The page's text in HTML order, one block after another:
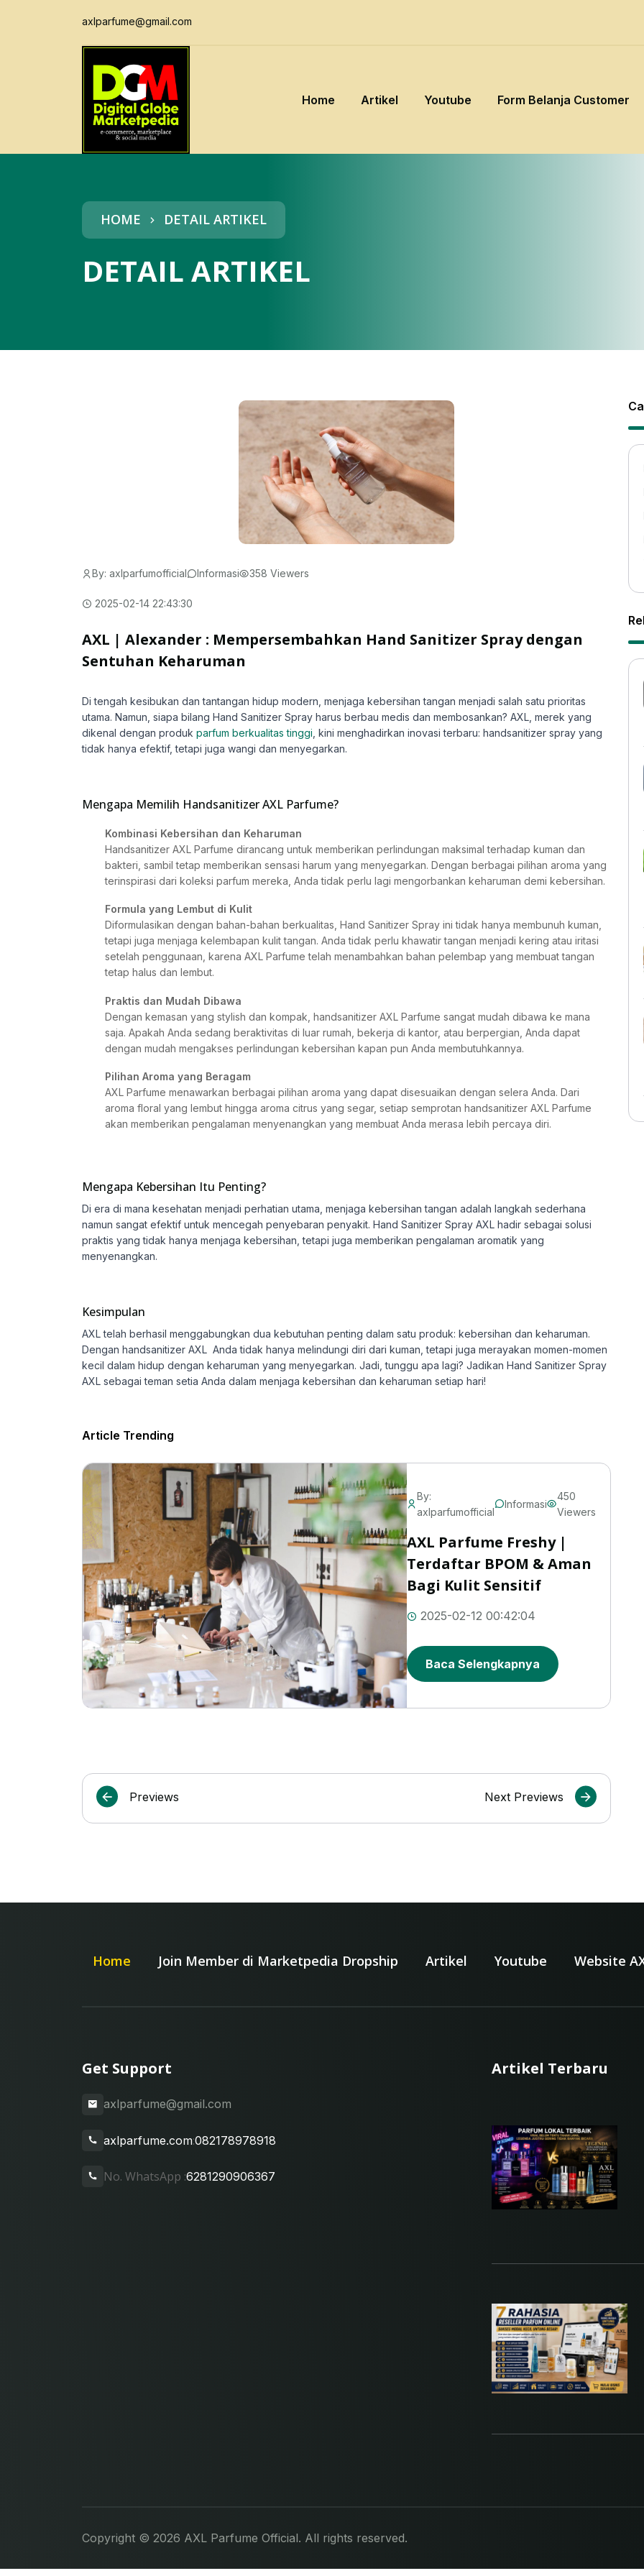
axlparfume@gmail.com
Home Artikel Youtube Form Belanja Customer
HOME DETAIL ARTIKEL
DETAIL ARTIKEL
By: axlparfumofficial Informasi 358 Viewers
2025-02-14 22:43:30
AXL | Alexander : Mempersembahkan Hand Sanitizer Spray dengan
Sentuhan Keharuman
Di tengah kesibukan dan tantangan hidup modern, menjaga kebersihan tangan menjadi salah satu prioritas
utama. Namun, siapa bilang Hand Sanitizer Spray harus berbau medis dan membosankan? AXL, merek yang
dikenal dengan produk parfum berkualitas tinggi , kini menghadirkan inovasi terbaru: handsanitizer spray yang
tidak hanya efektif, tetapi juga wangi dan menyegarkan.
Mengapa Memilih Handsanitizer AXL Parfume?
Kombinasi Kebersihan dan Keharuman
Handsanitizer AXL Parfume dirancang untuk memberikan perlindungan maksimal terhadap kuman dan
bakteri, sambil tetap memberikan sensasi harum yang menyegarkan. Dengan berbagai pilihan aroma yang
terinspirasi dari koleksi parfum mereka, Anda tidak perlu lagi mengorbankan keharuman demi kebersihan.
Formula yang Lembut di Kulit
Diformulasikan dengan bahan-bahan berkualitas, Hand Sanitizer Spray ini tidak hanya membunuh kuman,
tetapi juga menjaga kelembapan kulit tangan. Anda tidak perlu khawatir tangan menjadi kering atau iritasi
setelah penggunaan, karena AXL Parfume telah menambahkan bahan pelembap yang membuat tangan
tetap halus dan lembut.
Praktis dan Mudah Dibawa
Dengan kemasan yang stylish dan kompak, handsanitizer AXL Parfume sangat mudah dibawa ke mana
saja. Apakah Anda sedang beraktivitas di luar rumah, bekerja di kantor, atau berpergian, Anda dapat
dengan mudah mengakses perlindungan kebersihan kapan pun Anda membutuhkannya.
Pilihan Aroma yang Beragam
AXL Parfume menawarkan berbagai pilihan aroma yang dapat disesuaikan dengan selera Anda. Dari
aroma floral yang lembut hingga aroma citrus yang segar, setiap semprotan handsanitizer AXL Parfume
akan memberikan pengalaman menyenangkan yang membuat Anda merasa lebih percaya diri.
Mengapa Kebersihan Itu Penting?
Di era di mana kesehatan menjadi perhatian utama, menjaga kebersihan tangan adalah langkah sederhana
namun sangat efektif untuk mencegah penyebaran penyakit. Hand Sanitizer Spray AXL hadir sebagai solusi
praktis yang tidak hanya menjaga kebersihan, tetapi juga memberikan pengalaman aromatik yang
menyenangkan.
Kesimpulan
AXL telah berhasil menggabungkan dua kebutuhan penting dalam satu produk: kebersihan dan keharuman.
Dengan handsanitizer AXL Anda tidak hanya melindungi diri dari kuman, tetapi juga merayakan momen-momen
kecil dalam hidup dengan keharuman yang menyegarkan. Jadi, tunggu apa lagi? Jadikan Hand Sanitizer Spray
AXL sebagai teman setia Anda dalam menjaga kebersihan dan keharuman setiap hari!
Article Trending
Previews
By:
axlparfumofficial
Informasi
450
Viewers
AXL Parfume Freshy |
Terdaftar BPOM & Aman
Bagi Kulit Sensitif
2025-02-12 00:42:04
Baca Selengkapnya
Next Previews
Home Join Member di Marketpedia Dropship Artikel Youtube Website
Get Support
axlparfume@gmail.com
axlparfume.com:082178978918
No. WhatsApp :6281290906367
Artikel Terbaru
Copyright © 2026 AXL Parfume Official. All rights reserved.